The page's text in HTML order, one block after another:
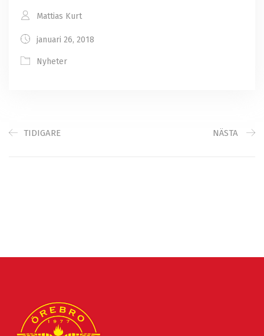
Mattias Kurt
januari 26, 2018
Nyheter
TIDIGARE NÄSTA